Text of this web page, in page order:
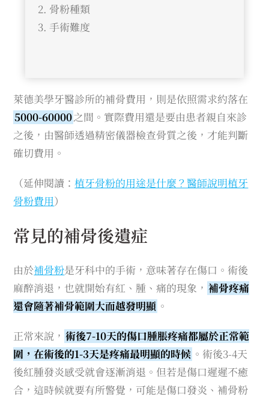
骨粉種類
手術難度
萊德美學牙醫診所的補骨費用，則是依照需求約落在
5000-60000之間。實際費用還是要由患者親自來診
之後，由醫師透過精密儀器檢查骨質之後，才能判斷
確切費用。
（延伸閱讀：植牙骨粉的用途是什麼？醫師說明植牙
骨粉費用）
常見的補骨後遺症
由於補骨粉是牙科中的手術，意味著存在傷口。術後
麻醉消退，也就開始有紅、腫、痛的現象， 補骨疼痛
還會隨著補骨範圍大而越發明顯 。
正常來說， 術後7-10天的傷口腫脹疼痛都屬於正常範
圍，在術後的1-3天是疼痛最明顯的時候 。術後3-4天
後紅腫發炎感受就會逐漸消退。但若是傷口遲遲不癒
合，這時候就要有所警覺，可能是傷口發炎、補骨粉